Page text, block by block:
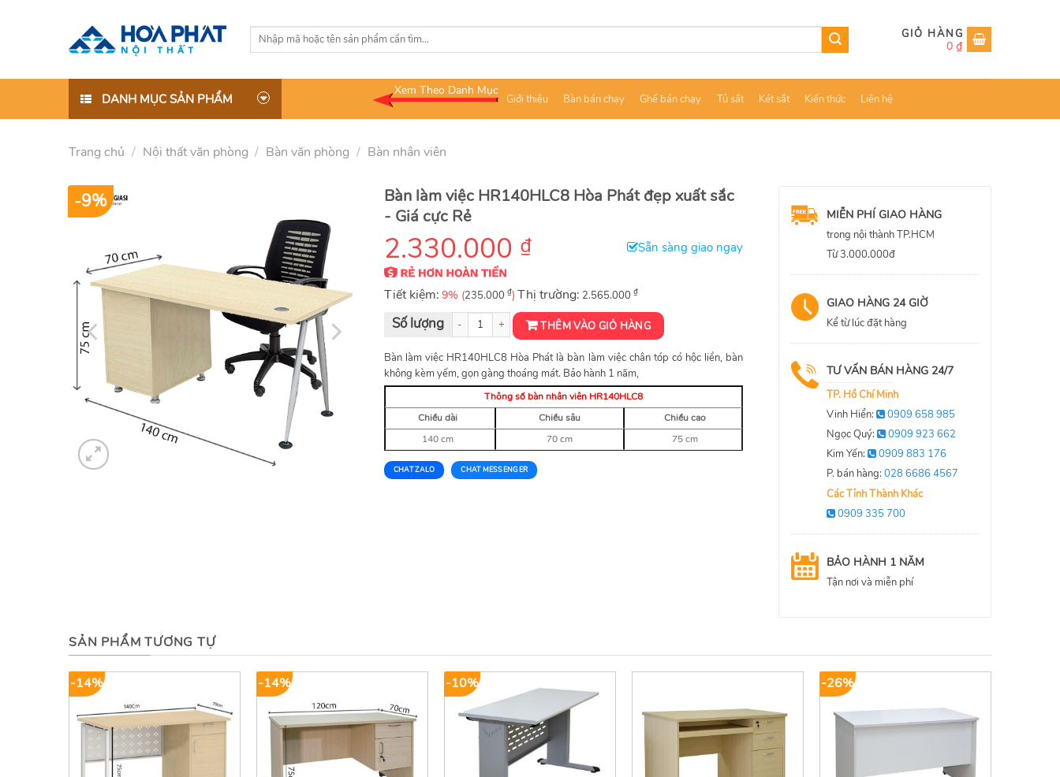
Tìm
0 ₫
DANH MỤC SẢN PHẨM
Xem Theo Danh Mục
Giới thiệu Bàn bán chạy Ghế bán chạy Tủ sắt Két sắt Kiến thức Liên hệ
Trang chủ / Nội thất văn phòng / Bàn văn phòng / Bàn nhân viên
-9%
Bàn làm việc HR140HLC8 Hòa Phát đẹp xuất sắc
- Giá cực Rẻ
2.330.000 ₫ Sẵn sàng giao ngay
Tiết kiệm: 9% (235.000 ₫) Thị trường: 2.565.000 ₫
Bàn nhân viên Royal HR140HLC8 số lượngTHÊM VÀO GIỎ HÀNG
Bàn làm việc HR140HLC8 Hòa Phát là bàn làm việc chân tóp có hộc liền, bàn
không kèm yếm, gọn gàng thoáng mát. Bảo hành 1 năm,
Thông số bàn nhân viên HR140HLC8
Chiều dài
Chiều sâu
Chiều cao
140 cm
70 cm 75 cm
CHAT ZALO CHAT MESSENGER
MIỄN PHÍ GIAO HÀNG
trong nội thành TP.HCM
Từ 3.000.000đ
GIAO HÀNG 24 GIỜ
Kể từ lúc đặt hàng
TƯ VẤN BÁN HÀNG 24/7
TP. Hồ Chí Minh
Vinh Hiển:
0909 658 985
Ngọc Quý:
0909 923 662
Kim Yến:
0909 883 176
P. bán hàng: 028 6686 4567
Các Tỉnh Thành Khác
0909 335 700
BẢO HÀNH 1 NĂM
Tận nơi và miễn phí
SẢN PHẨM TƯƠNG TỰ
-14% -14% -10% -26%